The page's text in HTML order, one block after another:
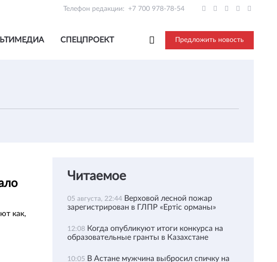
Телефон редакции: +7 700 978-78-54
СПЕЦПРОЕКТ Предложить новость
как,
Читаемое
05 августа, 22:44 Верховой лесной пожар
зарегистрирован в ГЛПР «Ертіс орманы»
12:08 Когда опубликуют итоги конкурса на
образовательные гранты в Казахстане
10:05 В Астане мужчина выбросил спичку на